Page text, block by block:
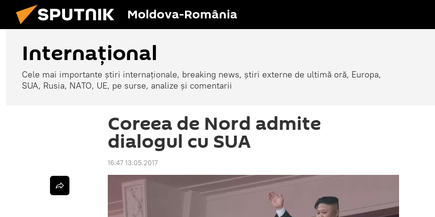
Moldova-România
Internaţional
Cele mai importante știri internaționale, breaking news, știri externe de ultimă oră, Europa,
SUA, Rusia, NATO, UE, pe surse, analize și comentarii
Coreea de Nord admite
dialogul cu SUA
16:47 13.05.2017